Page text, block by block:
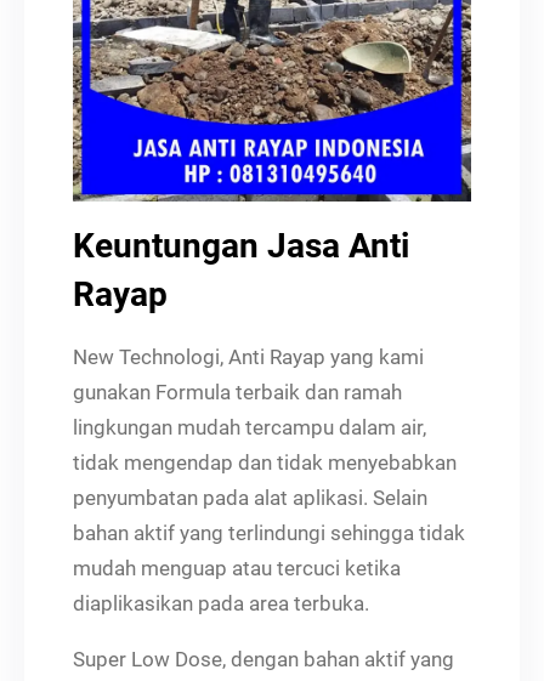
Keuntungan Jasa Anti
Rayap
New Technologi, Anti Rayap yang kami
gunakan Formula terbaik dan ramah
lingkungan mudah tercampu dalam air,
tidak mengendap dan tidak menyebabkan
penyumbatan pada alat aplikasi. Selain
bahan aktif yang terlindungi sehingga tidak
mudah menguap atau tercuci ketika
diaplikasikan pada area terbuka.
Super Low Dose, dengan bahan aktif yang